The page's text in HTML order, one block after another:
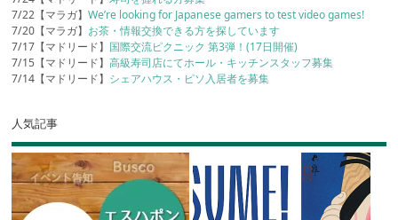
7/22【マラガ】We’re looking for Japanese gamers to test video games!
7/20【マラガ】 お茶・情報交換できる方を探しています
7/17【マドリード】 国際交流ピクニック 第3弾！(17日開催)
7/15【マドリード】高級寿司店にてホール・キッチンスタッフ募集
7/14【マドリード】 シェアハウス・ピソ入居者を募集
人気記事